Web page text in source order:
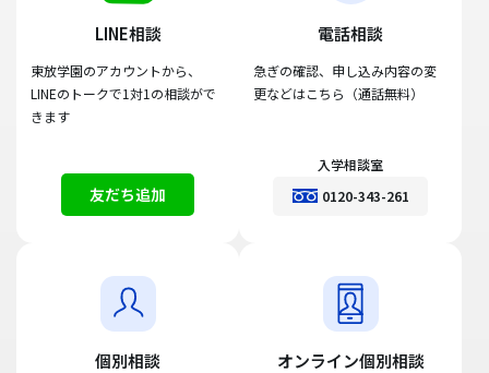
LINE相談
東放学園のアカウントから、
LINEのトークで1対1の相談がで
きます
友だち追加
電話相談
急ぎの確認、申し込み内容の変
更などはこちら（通話無料）
入学相談室
0120-343-261
個別相談 オンライン個別相談